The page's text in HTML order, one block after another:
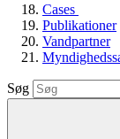
Cases
Publikationer
Vandpartner
Søg